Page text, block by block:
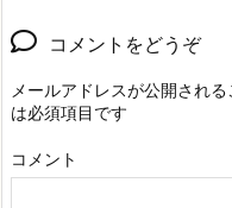
コメントをどうぞ
メールアドレスが公開される
は必須項目です
コメント